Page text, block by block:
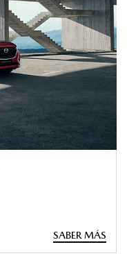
SABER MÁS